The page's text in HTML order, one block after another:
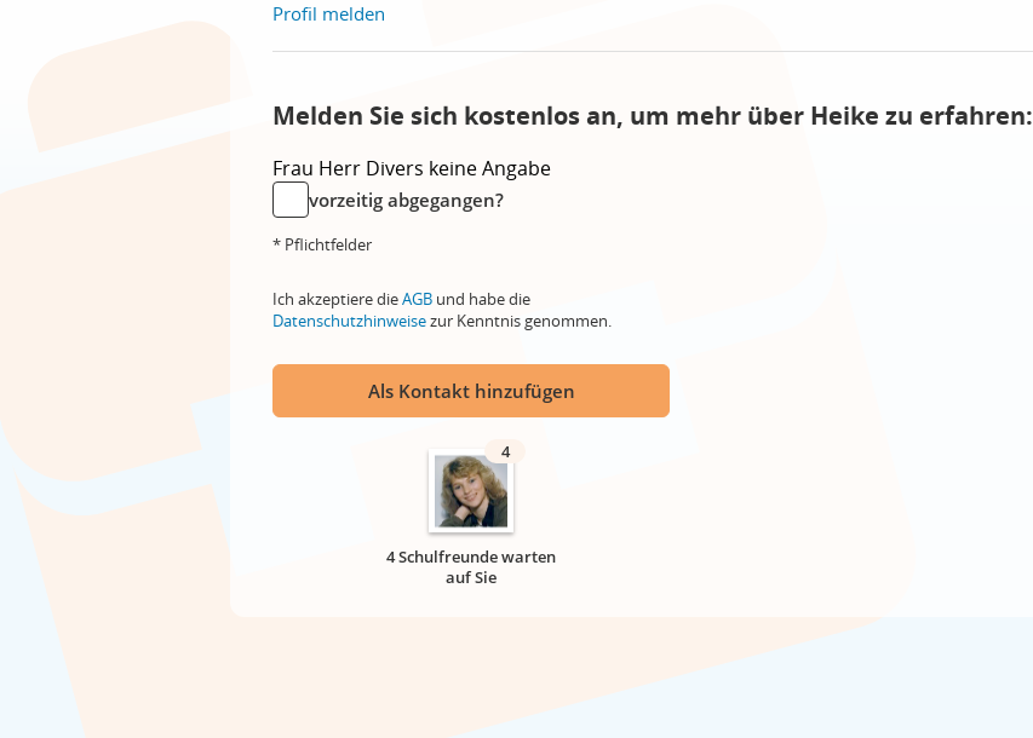
Profil melden
Melden Sie sich kostenlos an, um mehr über Heike zu erfahren:
Frau Herr Divers keine Angabe
vorzeitig abgegangen?
* Pflichtfelder
Ich akzeptiere dieAGB und habe die
Datenschutzhinweisezur Kenntnis genommen.
Als Kontakt hinzufügen
4
4 Schulfreunde warten
auf Sie